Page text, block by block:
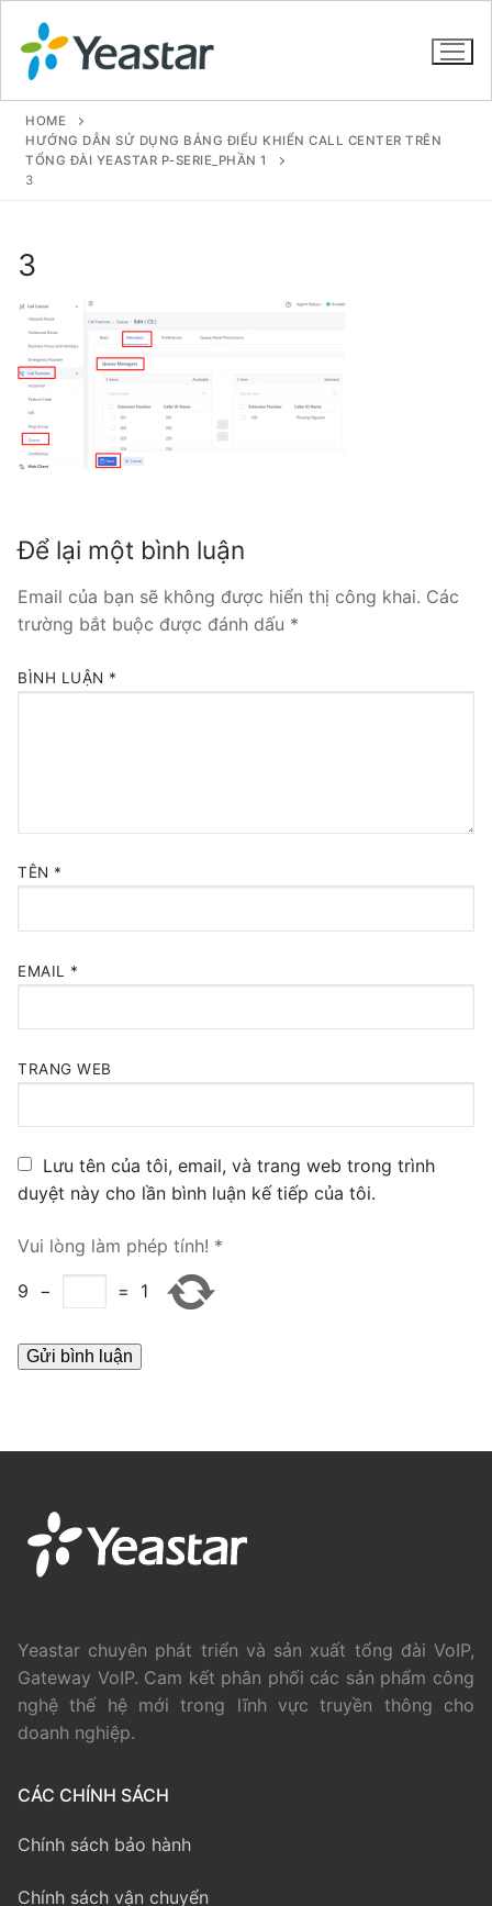
Tổng đài VoIP Yeastar S412
Tổng đài VoIP Yeastar S20
Tổng đài VoIP Yeastar S50
Tổng đài Yeastar Cloud
IPPBX FOR LARGE ENTERPRISES
FXO VoIP Gateway
E1 / T1 / PRI VoIP Gateway
LIÊN HỆ
TIN TỨC
HƯỚNG DẪN
HOME
HƯỚNG DẪN SỬ DỤNG BẢNG ĐIỂU KHIỂN CALL CENTER TRÊN
TỔNG ĐÀI YEASTAR P-SERIE_PHẦN 1
3
3
Để lại một bình luận
Email của bạn sẽ không được hiển thị công khai. Các
trường bắt buộc được đánh dấu *
BÌNH LUẬN *
TÊN *
EMAIL *
TRANG WEB
Lưu tên của tôi, email, và trang web trong trình
duyệt này cho lần bình luận kế tiếp của tôi.
Vui lòng làm phép tính! *
9 − = 1
Yeastar chuyên phát triển và sản xuất tổng đài VoIP,
Gateway VoIP. Cam kết phân phối các sản phẩm công
nghệ thế hệ mới trong lĩnh vực truyền thông cho
doanh nghiệp.
CÁC CHÍNH SÁCH
Chính sách bảo hành
Chính sách vận chuyển